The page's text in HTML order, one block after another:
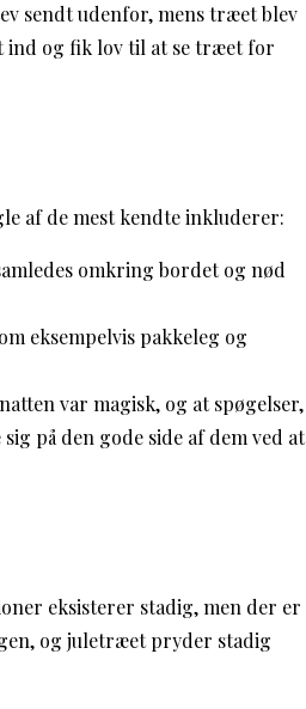
sendt udenfor, mens træet blev
ind og fik lov til at se træet for
af de mest kendte inkluderer:
omkring bordet og nød
eksempelvis pakkeleg og
var magisk, og at spøgelser,
på den gode side af dem ved at
eksisterer stadig, men der er
og juletræet pryder stadig